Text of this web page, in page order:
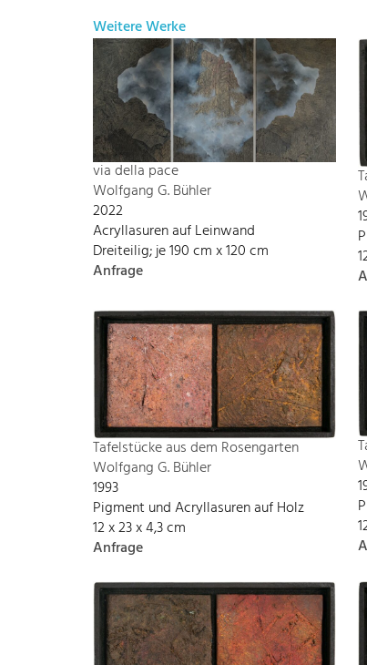
Weitere Werke
via della pace
Wolfgang G. Bühler
2022
Acryllasuren auf Leinwand
Dreiteilig; je 190 cm x 120 cm
Anfrage
Tafelstücke aus dem Rosengarten
Wolfgang G. Bühler
1993
Pigment und Acryllasuren auf Holz
12 x 23 x 4,3 cm
Anfrage